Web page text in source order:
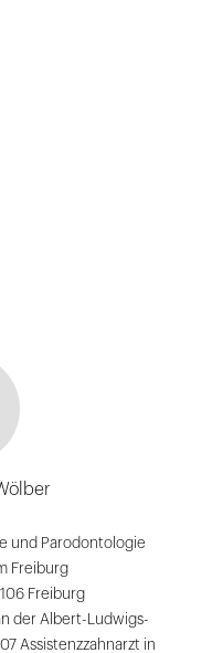
und Parodontologie
Freiburg
Freiburg
der Albert-Ludwigs-
Assistenzzahnarzt in